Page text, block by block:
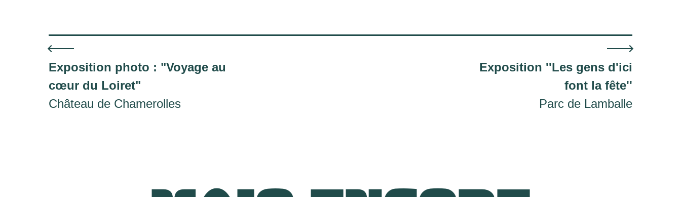
Exposition photo : "Voyage au
cœur du Loiret"
Château de Chamerolles
Exposition ''Les gens d'ici
font la fête''
Parc de Lamballe